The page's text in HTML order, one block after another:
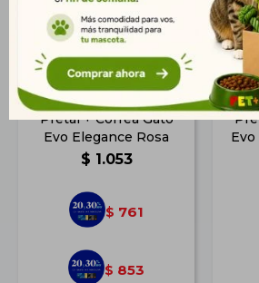
Pretal + Correa Gato
Evo Elegance Rosa
$ 1.053
$ 761
$ 853